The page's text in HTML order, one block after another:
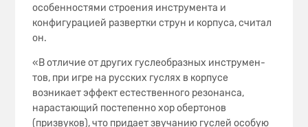
особенностями строения инструмента и
конфигурацией развертки струн и корпуса, считал
он.
«В отличие от других гуслеобразных инструмен­
тов, при игре на русских гуслях в корпусе
возникает эф­фект естественного резонанса,
нарастающий пос­тепенно хор обертонов
(призвуков), что придает звучанию гуслей особую